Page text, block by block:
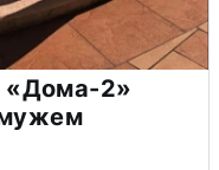
«Дома-2»